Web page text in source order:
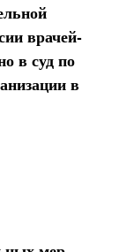
врачей-
в суд по
в